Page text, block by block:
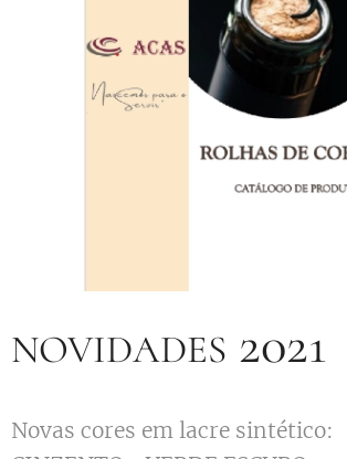
NOVIDADES 2021
Novas cores em lacre sintético: